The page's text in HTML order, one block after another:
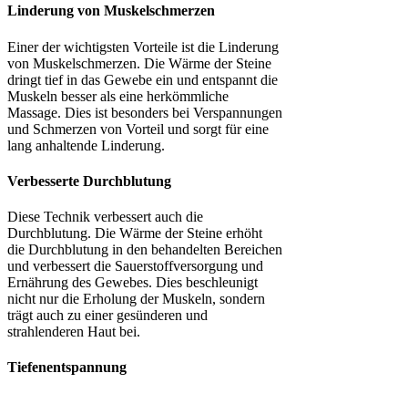
Linderung von Muskelschmerzen
Einer der wichtigsten Vorteile ist die Linderung
von Muskelschmerzen. Die Wärme der Steine
dringt tief in das Gewebe ein und entspannt die
Muskeln besser als eine herkömmliche
Massage. Dies ist besonders bei Verspannungen
und Schmerzen von Vorteil und sorgt für eine
lang anhaltende Linderung.
Verbesserte Durchblutung
Diese Technik verbessert auch die
Durchblutung. Die Wärme der Steine erhöht
die Durchblutung in den behandelten Bereichen
und verbessert die Sauerstoffversorgung und
Ernährung des Gewebes. Dies beschleunigt
nicht nur die Erholung der Muskeln, sondern
trägt auch zu einer gesünderen und
strahlenderen Haut bei.
Tiefenentspannung